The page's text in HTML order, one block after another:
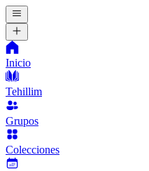
Inicio
Tehillim
Grupos
Colecciones